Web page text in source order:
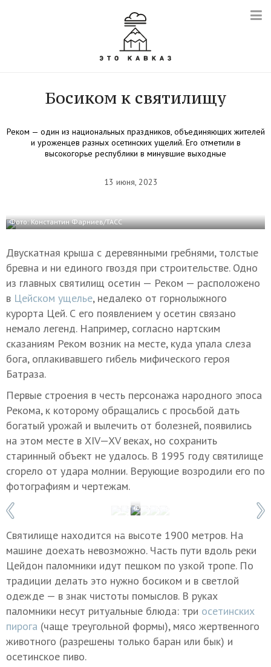
Босиком к святилищу
Реком — один из национальных праздников, объединяющих жителей
и уроженцев разных осетинских ущелий. Его отметили в
высокогорье республики в минувшие выходные
13 июня, 2023
Фото: Константин Фарниев/ТАСС
Двускатная крыша с деревянными гребнями, толстые
бревна и ни единого гвоздя при строительстве. Одно
из главных святилищ осетин — Реком — расположено
в Цейском ущелье, недалеко от горнолыжного
курорта Цей. С его появлением у осетин связано
немало легенд. Например, согласно нартским
сказаниям Реком возник на месте, куда упала слеза
бога, оплакивавшего гибель мифического героя
Батраза.
Первые строения в честь персонажа народного эпоса
Рекома, к которому обращались с просьбой дать
богатый урожай и вылечить от болезней, появились
на этом месте в XIV—XV веках, но сохранить
старинный объект не удалось. В 1995 году святилище
сгорело от удара молнии. Верующие возродили его по
фотографиям и чертежам.
Фото: Константин Фарниев/ТАСС
1 / 6
Святилище находится на высоте 1900 метров. На
машине доехать невозможно. Часть пути вдоль реки
Цейдон паломники идут пешком по узкой тропе. По
традиции делать это нужно босиком и в светлой
одежде — в знак чистоты помыслов. В руках
паломники несут ритуальные блюда: три осетинских
пирога (чаще треугольной формы), мясо жертвенного
животного (разрешены только баран или бык) и
осетинское пиво.